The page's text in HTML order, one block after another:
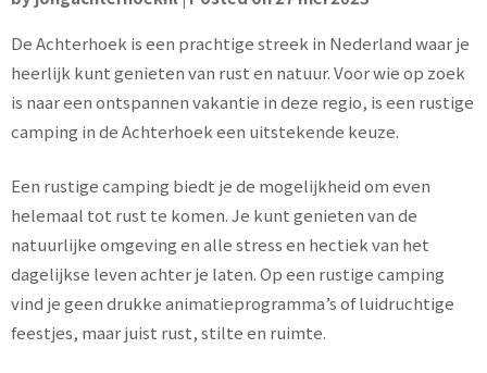
De Achterhoek is een prachtige streek in Nederland waar je
heerlijk kunt genieten van rust en natuur. Voor wie op zoek
is naar een ontspannen vakantie in deze regio, is een rustige
camping in de Achterhoek een uitstekende keuze.
Een rustige camping biedt je de mogelijkheid om even
helemaal tot rust te komen. Je kunt genieten van de
natuurlijke omgeving en alle stress en hectiek van het
dagelijkse leven achter je laten. Op een rustige camping
vind je geen drukke animatieprogramma’s of luidruchtige
feestjes, maar juist rust, stilte en ruimte.